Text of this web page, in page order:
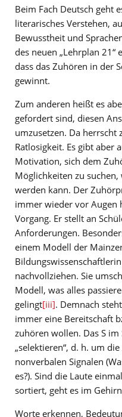
Beim Fach Deutsch geht
literarisches Verstehen,
Bewusstheit und
des neuen „Lehrplan
dass das Zuhören in der
gewinnt.
Zum anderen heißt es
gefordert sind, diesen
umzusetzen. Da herrscht
Ratlosigkeit. Es gibt aber
Motivation, sich dem
Möglichkeiten zu
werden kann. Der
immer wieder vor Augen
Vorgang. Er stellt an
Anforderungen.
einem Modell der
nachvollziehen. Sie
Modell, was alles
gelingt[iii]. Demnach
immer eine Bereitschaft
zuhören wollen. Das S
„selektieren“, d. h. um
nonverbalen Signalen
es?). Sind die Laute
sortiert, geht es im
Worte erkennen,